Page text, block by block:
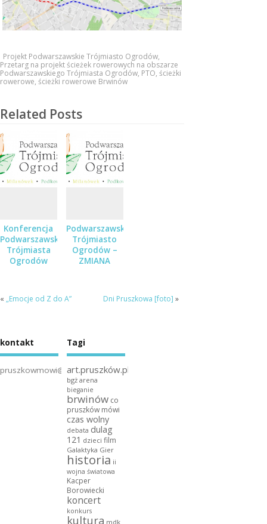
Projekt Podwarszawskie Trójmiasto Ogrodów,
Przetarg na projekt ścieżek rowerowych na obszarze
Podwarszawskiego Trójmiasta Ogrodów, PTO, ścieżki
rowerowe, ścieżki rowerowe Brwinów
Related Posts
Konferencja
Podwarszawskiego
Trójmiasta
Ogrodów
Podwarszawskie
Trójmiasto
Ogrodów –
ZMIANA
do 10
« „Emocje od Z do A” Dni Pruszkowa [foto] »
kontakt
pruszkowmowi@gmail.com
Tagi
art.pruszków.pl
bgż arena
bieganie
brwinów co
pruszków mówi
czas wolny
debata dulag
121 dzieci film
Galaktyka Gier
historia ii
wojna światowa
Kacper
Borowiecki
koncert
konkurs
kultura mdk